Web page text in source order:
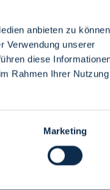
anbieten zu können
Verwendung unserer
diese
Rahmen Ihrer Nutzung
Marketing